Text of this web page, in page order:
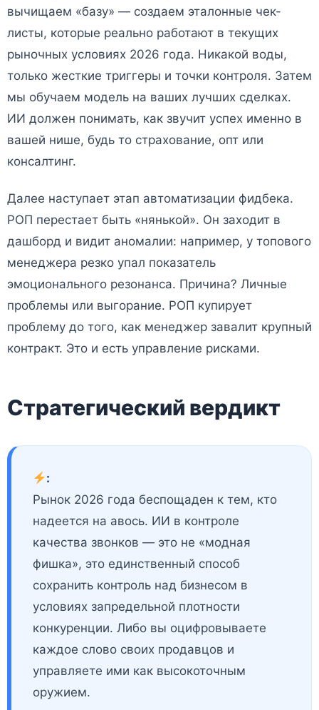
вычищаем «базу» — создаем эталонные чек-
листы, которые реально работают в текущих
рыночных условиях 2026 года. Никакой воды,
только жесткие триггеры и точки контроля. Затем
мы обучаем модель на ваших лучших сделках.
ИИ должен понимать, как звучит успех именно в
вашей нише, будь то страхование, опт или
консалтинг.
Далее наступает этап автоматизации фидбека.
РОП перестает быть «нянькой». Он заходит в
дашборд и видит аномалии: например, у топового
менеджера резко упал показатель
эмоционального резонанса. Причина? Личные
проблемы или выгорание. РОП купирует
проблему до того, как менеджер завалит крупный
контракт. Это и есть управление рисками.
Стратегический вердикт
:
Рынок 2026 года беспощаден к тем, кто
надеется на авось. ИИ в контроле
качества звонков — это не «модная
фишка», это единственный способ
сохранить контроль над бизнесом в
условиях запредельной плотности
конкуренции. Либо вы оцифровываете
каждое слово своих продавцов и
управляете ими как высокоточным
оружием.